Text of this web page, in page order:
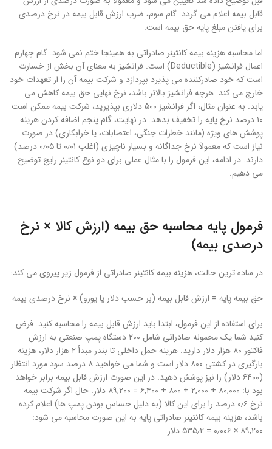
قابل بیمه اعلام می گردد. گام سوم، ضرب ارزش قابل بیمه در نرخ درصدی
برای یافتن مبلغ پایه حق بیمه است.
اما محاسبه هزینه بیمه کانتینر صادراتی به همینجا ختم نمی شود. گام چهارم
اعمال فرانشیز (Deductible) است. فرانشیز به معنای آن بخش از خسارت
است که خود صادرکننده می پذیرد بپردازد و شرکت بیمه آن را از تعهدات خود
خارج می کند. هرچه فرانشیز بالاتر باشد، نرخ نهایی حق بیمه کاهش می
یابد. به عنوان مثال، اگر فرانشیز ۵۰۰ دلاری بپذیرید، شرکت بیمه ممکن است
۱۰ درصد نرخ پایه را تخفیف بدهد. در نهایت، گام پنجم اضافه کردن هزینه
پوشش های ویژه (مانند خطرات جنگی، اعتصابات، یا خرابکاری) در صورت
نیاز است که معمولاً نرخ جداگانه و بسیار ناچیزی (اغلب ۰٫۰۱ تا ۰٫۰۵ درصد)
دارند. در ادامه، این فرمول را با مثال عملی برای دو نوع کانتینر رایج توضیح
می دهیم.
فرمول پایه محاسبه حق بیمه (ارزش کالا × نرخ
درصدی بیمه)
در ساده ترین حالت، هزینه بیمه کانتینر صادراتی از فرمول زیر پیروی می کند:
حق بیمه پایه = ارزش قابل بیمه (بر حسب دلار یا یورو) × نرخ درصدی بیمه
برای استفاده از این فرمول، ابتدا باید ارزش قابل بیمه را محاسبه کنید. فرض
کنید شما یک محموله صادراتی شامل ۲۰۰ دستگاه پمپ صنعتی به ارزش
فاکتور ۸۰ هزار دلار دارید. هزینه حمل داخلی تا بندر مبدأ ۲ هزار دلار، هزینه
بارگیری در کشتی ۸۰۰ دلار است و شما می خواهید ۸ درصد سود مورد انتظار
(۶۴۰۰ دلار) را نیز پوشش دهید. در این صورت ارزش قابل بیمه برابر خواهد
بود با: ۸۰,۰۰۰ + ۲,۰۰۰ + ۸۰۰ + ۶,۴۰۰ = ۸۹,۲۰۰ دلار. حال اگر شرکت بیمه
نرخ ۰٫۶ درصد را برای این کالا (به دلیل حساس بودن پمپ ها) اعلام کرده
باشد، هزینه بیمه کانتینر صادراتی پایه به این صورت محاسبه می شود:
۸۹,۲۰۰ × ۰٫۰۰۶ = ۵۳۵٫۲ دلار.